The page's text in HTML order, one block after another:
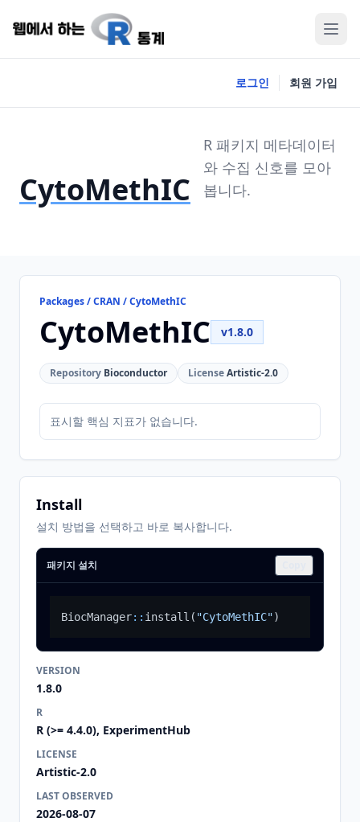
로그인 회원 가입
CytoMethIC
R 패키지 메타데이터
와 수집 신호를 모아
봅니다.
Packages / CRAN / CytoMethIC
CytoMethIC v1.8.0
Repository Bioconductor LicenseArtistic-2.0
표시할 핵심 지표가 없습니다.
Install
설치 방법을 선택하고 바로 복사합니다.
패키지 설치
BiocManager:: install ( "CytoMethIC")
VERSION
1.8.0
R
R (>= 4.4.0), ExperimentHub
LICENSE
Artistic-2.0
LAST OBSERVED
2026-08-07